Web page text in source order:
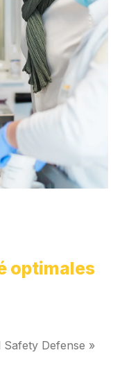
optimales
Safety Defense »